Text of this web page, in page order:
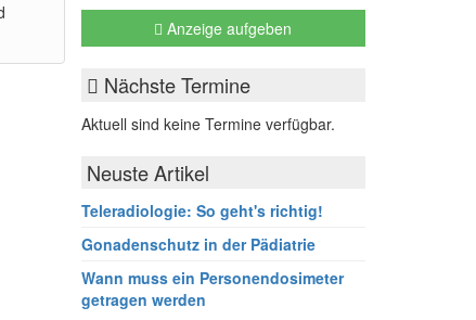
Anzeige aufgeben
Nächste Termine
Aktuell sind keine Termine verfügbar.
Neuste Artikel
Teleradiologie: So geht's richtig!
Gonadenschutz in der Pädiatrie
Wann muss ein Personendosimeter
getragen werden